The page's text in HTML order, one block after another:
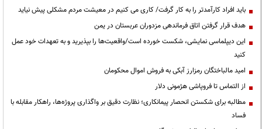
باید افراد کارآمدتر را به کار گرفت/ کاری می کنیم در معیشت مردم مشکلی پیش نیاید
هدف قرار گرفتن اتاق‌ فرماندهی مزدوران عربستان در یمن
این دیپلماسی نمایشی، شکست خورده است/واقعیت‌ها را بپذیرید و به تعهدات خود عمل
کنید
امید مالباختگان رمزارز آبکی به فروش اموال محکومان
از التماس تا فروپاشی هژمونی دلار
مطالبه برای شکستن انحصار پیمانکاری؛ نظارت دقیق بر واگذاری پروژه‌ها، راهکار مقابله با
فساد